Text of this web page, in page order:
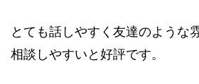
とても話しやすく友達のような
相談しやすいと好評です。